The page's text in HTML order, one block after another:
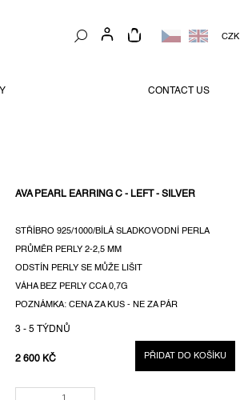
CZK
NÁKUPNÍ
CONTACT US
AVA PEARL EARRING C - LEFT - SILVER
2 600 KČ
3 - 5 TÝDNŮ
PŘIDAT DO KOŠÍKU
STŘÍBRO 925/1000/BÍLÁ SLADKOVODNÍ PERLA
PRŮMĚR PERLY 2-2,5 MM
ODSTÍN PERLY SE MŮŽE LIŠIT
VÁHA BEZ PERLY CCA 0,7G
POZNÁMKA: CENA ZA KUS - NE ZA PÁR